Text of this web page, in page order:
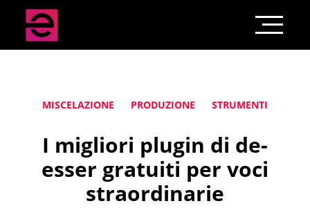
MISCELAZIONE PRODUZIONE STRUMENTI
I migliori plugin di de-
esser gratuiti per voci
straordinarie